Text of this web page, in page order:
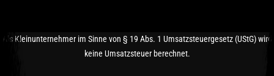
Als Kleinunternehmer im Sinne von § 19 Abs. 1 Umsatzsteuergesetz (UStG) wird
keine Umsatzsteuer berechnet.